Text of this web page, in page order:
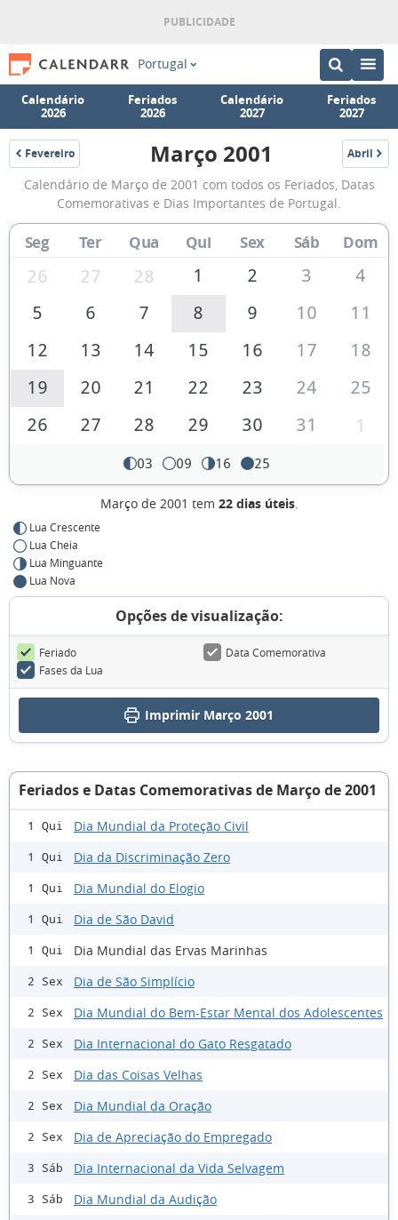
Portugal
Calendário
2026
Feriados
2026
Calendário
2027
Feriados
2027
Fevereiro
2001
Calendário
de
Março
de
2001
Março 2001 Abril
2001
Calendário de Março de 2001 com todos os Feriados, Datas
Comemorativas e Dias Importantes de Portugal.
Seg Ter Qua Qui Sex Sáb Dom
26 27 28 1 2 3
4
5
6 7 8 9 10
11
12
13 14 15 16 17
18
19
20 21 22 23 24
25
26
27 28 29 30 31 1
03 09 16 25
Março de 2001 tem 22 dias úteis.
Lua Crescente
Lua Cheia
Lua Minguante
Lua Nova
Opções de visualização:
Feriado
Data Comemorativa
Fases da Lua
Imprimir Março 2001
Feriados e Datas Comemorativas de Março de 2001
1 Qui Dia Mundial da Proteção Civil
1 Qui Dia da Discriminação Zero
1 Qui Dia Mundial do Elogio
1 Qui Dia de São David
1 Qui Dia Mundial das Ervas Marinhas
2 Sex Dia de São Simplício
2 Sex Dia Mundial do Bem-Estar Mental dos Adolescentes
2 Sex Dia Internacional do Gato Resgatado
2 Sex Dia das Coisas Velhas
2 Sex Dia Mundial da Oração
2 Sex Dia de Apreciação do Empregado
3 Sáb Dia Internacional da Vida Selvagem
3 Sáb Dia Mundial da Audição